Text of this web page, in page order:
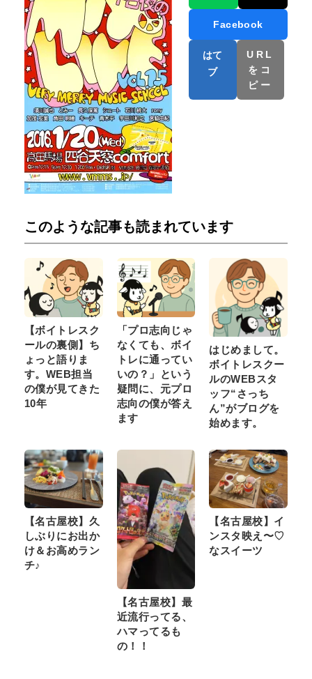
Facebook
はて
ブ
URL
をコ
ピー
このような記事も読まれています
【ボイトレスク
ールの裏側】ち
ょっと語りま
す。WEB担当
の僕が見てきた
10年
「プロ志向じゃ
なくても、ボイ
トレに通ってい
いの？」という
疑問に、元プロ
志向の僕が答え
ます
はじめまして。
ボイトレスクー
ルのWEBスタ
ッフ“さっち
ん”がブログを
始めます。
【名古屋校】久
しぶりにお出か
け＆お高めラン
チ♪
【名古屋校】最
近流行ってる、
ハマってるも
の！！
【名古屋校】イ
ンスタ映え〜♡
なスイーツ